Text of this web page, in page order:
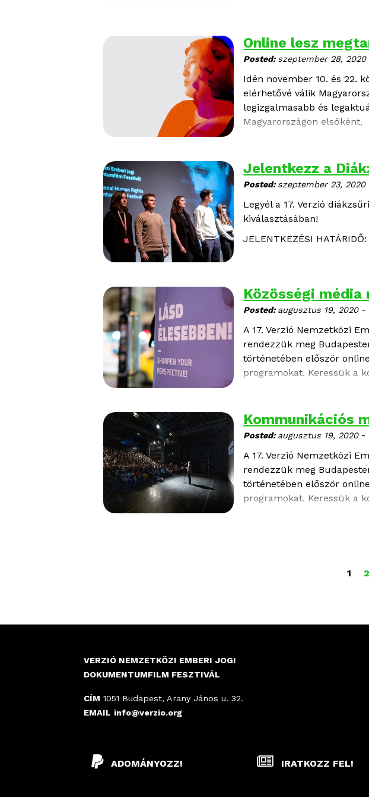
Online lesz
Posted:szeptember 28, 2020
Idén november 10. és 22.
elérhetővé válik
legizgalmasabb és
Magyarországon elsőként,
Jelentkezz a
Posted:szeptember 23, 2020
Legyél a 17. Verzió
kiválasztásában!
JELENTKEZÉSI
Közösségi média
Posted:augusztus 19, 2020 -
A 17. Verzió Nemzetközi
rendezzük meg
történetében először
programokat. Keressük a
Kommunikációs
Posted:augusztus 19, 2020 -
A 17. Verzió Nemzetközi
rendezzük meg
történetében először
programokat. Keressük a
D
L
A
K
1 2
VERZIÓ NEMZETKÖZI EMBERI JOGI
DOKUMENTUMFILM FESZTIVÁL
CÍM 1051 Budapest, Arany János u. 32.
EMAIL info@verzio.org
ADOMÁNYOZZ! IRATKOZZ FEL!